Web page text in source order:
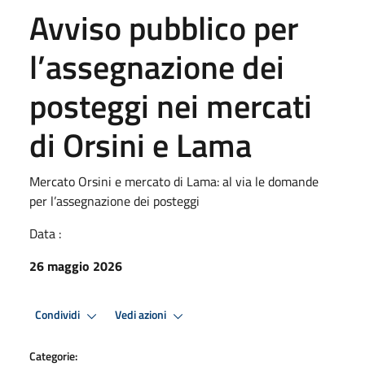
Avviso pubblico per
l’assegnazione dei
posteggi nei mercati
di Orsini e Lama
Mercato Orsini e mercato di Lama: al via le domande
per l’assegnazione dei posteggi
Data :
26 maggio 2026
Condividi Vedi azioni
Categorie: